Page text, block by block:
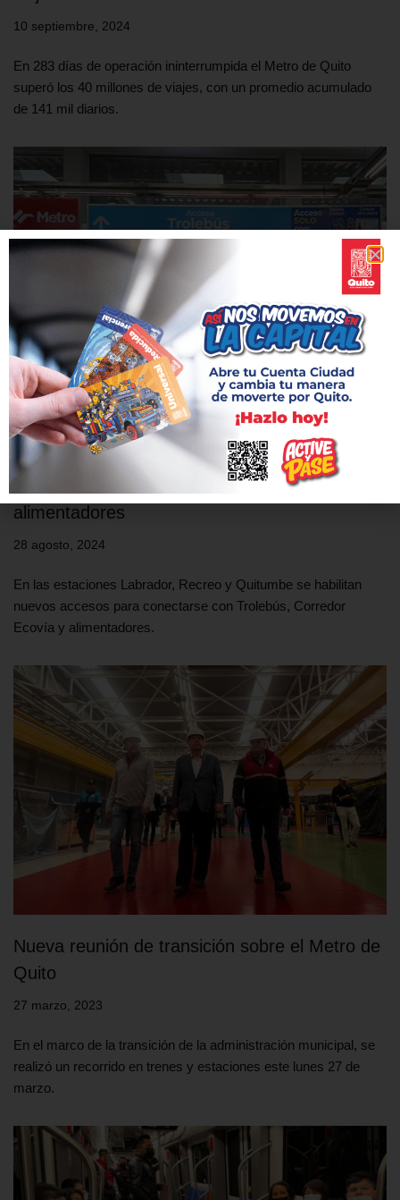
10 septiembre, 2024
En 283 días de operación ininterrumpida el Metro de Quito
superó los 40 millones de viajes, con un promedio acumulado
de 141 mil diarios.
Metro de Quito apertura accesos hacia
estaciones de Trolebús, Ecovía y
alimentadores
28 agosto, 2024
En las estaciones Labrador, Recreo y Quitumbe se habilitan
nuevos accesos para conectarse con Trolebús, Corredor
Ecovía y alimentadores.
Nueva reunión de transición sobre el Metro de
Quito
27 marzo, 2023
En el marco de la transición de la administración municipal, se
realizó un recorrido en trenes y estaciones este lunes 27 de
marzo.